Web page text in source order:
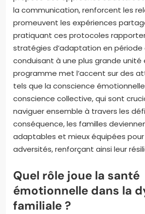
la communication, renforcent les
promeuvent les expériences
pratiquant ces protocoles
stratégies d’adaptation en période
conduisant à une plus grande unité
programme met l’accent sur des
tels que la conscience
conscience collective, qui sont
naviguer ensemble à travers les
conséquence, les familles
adaptables et mieux équipées
adversités, renforçant ainsi leur
Quel rôle joue la santé
émotionnelle dans la
familiale ?